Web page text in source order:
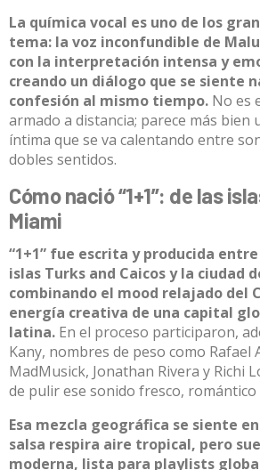
La química vocal es uno de los
tema: la voz inconfundible de
con la interpretación intensa y
creando un diálogo que se siente
confesión al mismo tiempo. No es
armado a distancia; parece más bien
íntima que se va calentando entre
dobles sentidos.
Cómo nació “1+1”: de las
Miami
“1+1” fue escrita y producida
islas Turks and Caicos y la ciudad
combinando el mood relajado del
energía creativa de una capital
latina. En el proceso participaron,
Kany, nombres de peso como Rafael
MadMusick, Jonathan Rivera y Richi
de pulir ese sonido fresco, romántico
Esa mezcla geográfica se siente
salsa respira aire tropical, pero
moderna, lista para playlists